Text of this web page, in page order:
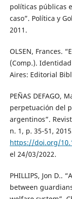
políticas públicas
caso”. Política y
2011.
OLSEN, Frances.
(Comp.).
Aires: Editorial
PEÑAS DEFAGO,
perpetuación del
argentinos”.
n. 1, p. 35-51,
https://doi.org/
el 24/03/2022.
PHILLIPS, Jon D..
between